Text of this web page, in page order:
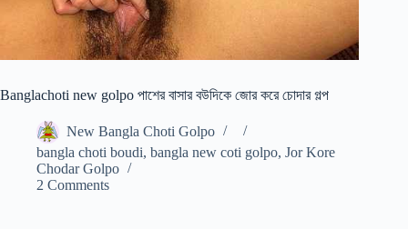
Banglachoti new golpo পাশের বাসার বউদিকে জোর করে চোদার গল্প
New Bangla Choti Golpo
bangla choti boudi, bangla new coti golpo, Jor Kore
Chodar Golpo
2 Comments